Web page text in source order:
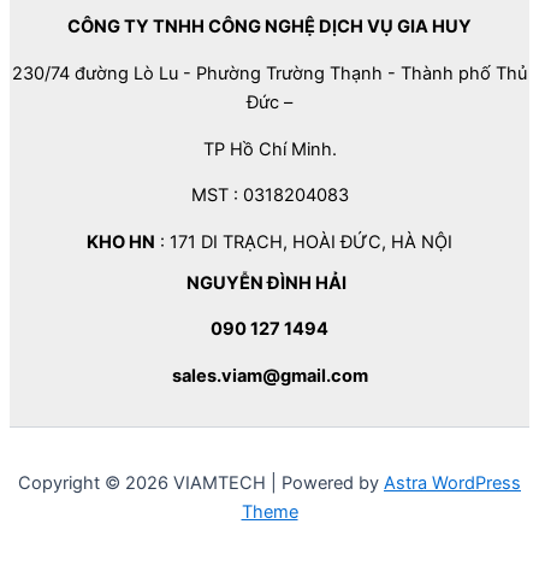
CÔNG TY TNHH CÔNG NGHỆ DỊCH VỤ GIA HUY
230/74 đường Lò Lu - Phường Trường Thạnh - Thành phố Thủ
Đức –
TP Hồ Chí Minh.
MST : 0318204083
KHO HN : 171 DI TRẠCH, HOÀI ĐỨC, HÀ NỘI
NGUYỄN ĐÌNH HẢI
090 127 1494
sales.viam@gmail.com
Copyright © 2026 VIAMTECH | Powered by Astra WordPress
Theme